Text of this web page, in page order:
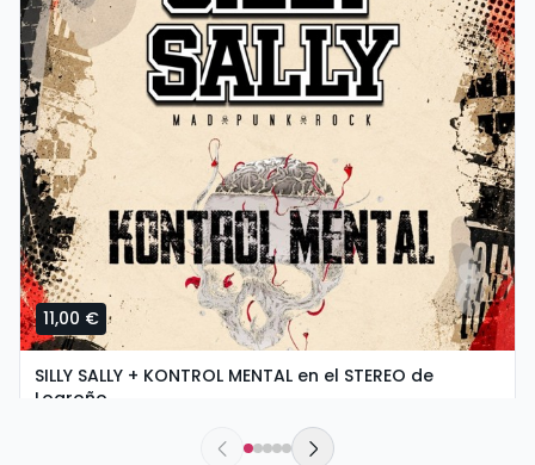
11,00 €
SILLY SALLY + KONTROL MENTAL en el STEREO de
Logroño
Stereo Rock & Roll Bar | Logroño